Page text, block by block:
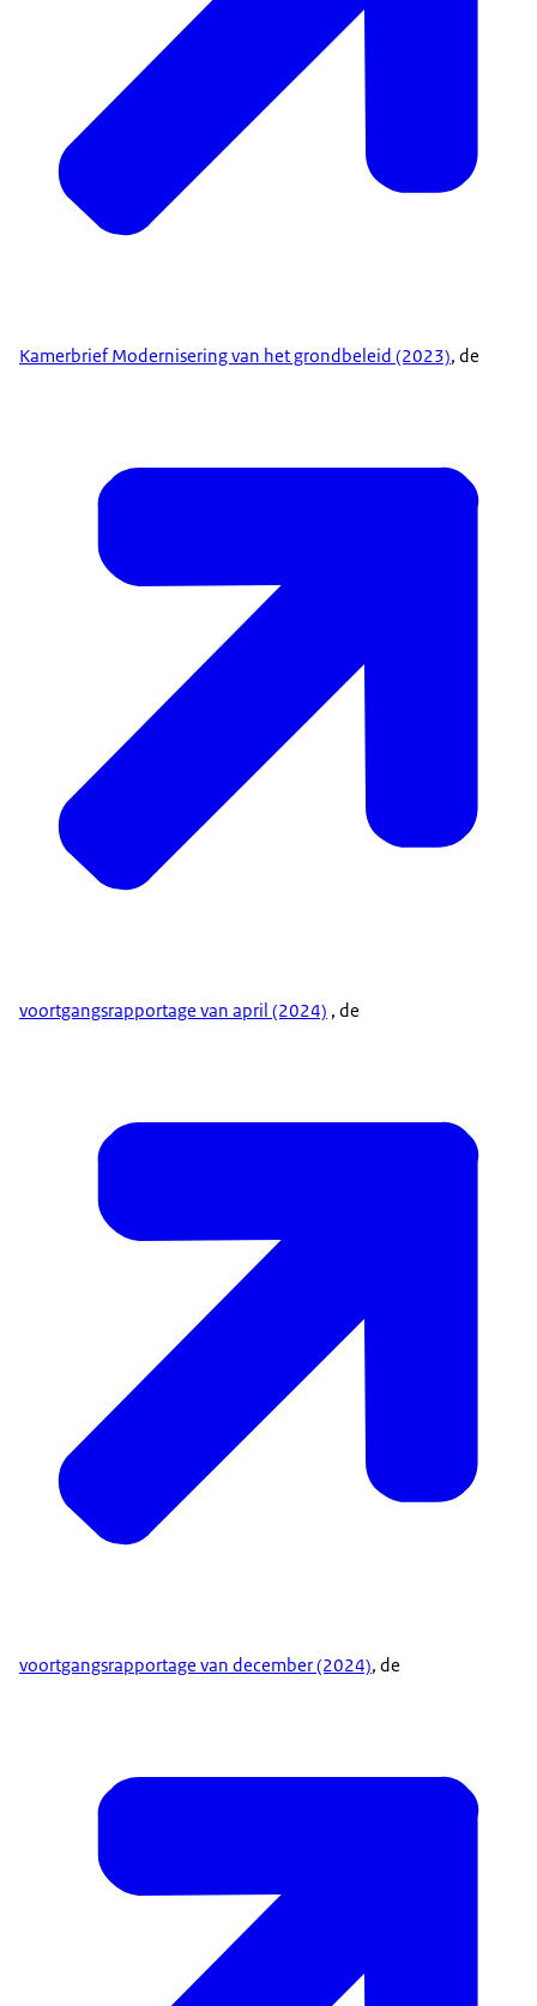
Kamerbrief Modernisering van het grondbeleid (2023), de
voortgangsrapportage van april (2024) , de
voortgangsrapportage van december (2024), de